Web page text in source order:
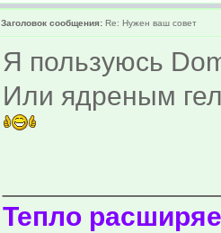
Заголовок сообщения: Re: Нужен ваш совет
Я пользуюсь
Или ядреным
Тепло